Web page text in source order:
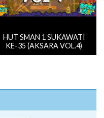
HUT SMAN 1 SUKAWATI
KE-35 (AKSARA VOL.4)